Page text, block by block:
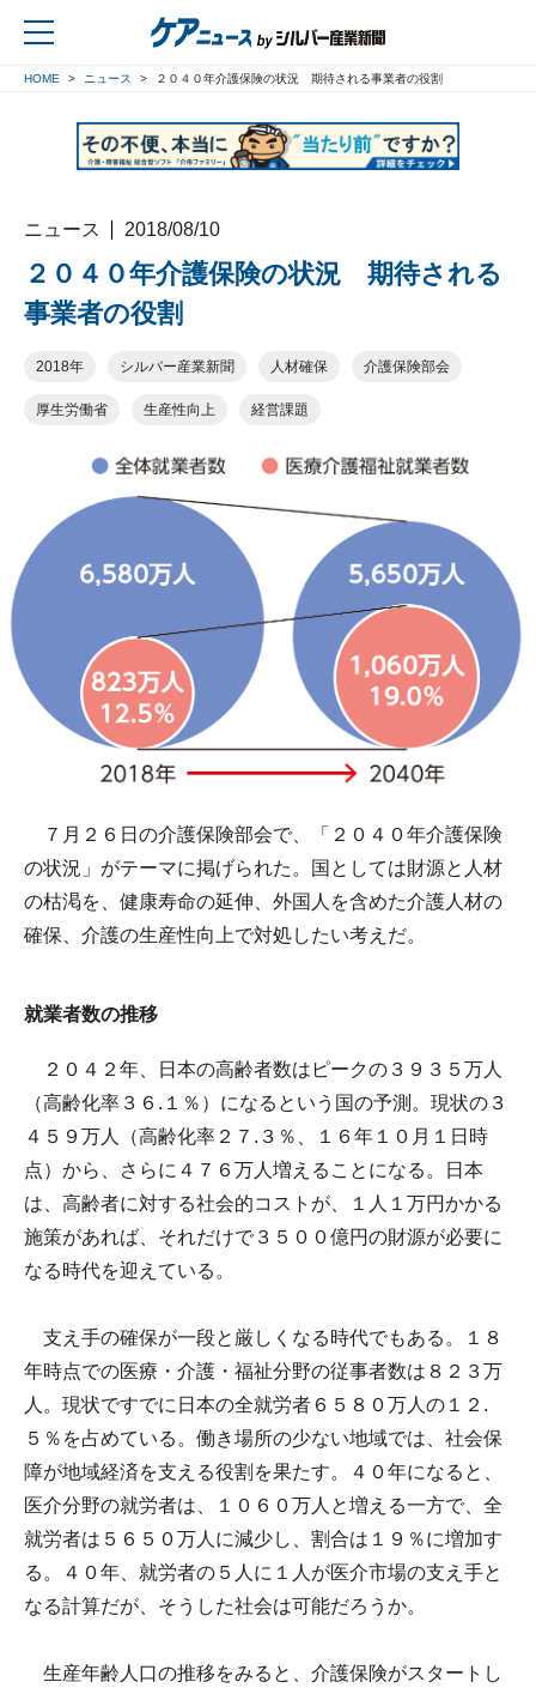
HOME ニュース ２０４０年介護保険の状況 期待される事業者の役割
ニュース 2018/08/10
２０４０年介護保険の状況 期待される
事業者の役割
2018年 シルバー産業新聞 人材確保 介護保険部会
厚生労働省 生産性向上 経営課題
７月２６日の介護保険部会で、「２０４０年介護保険
の状況」がテーマに掲げられた。国としては財源と人材
の枯渇を、健康寿命の延伸、外国人を含めた介護人材の
確保、介護の生産性向上で対処したい考えだ。
就業者数の推移
２０４２年、日本の高齢者数はピークの３９３５万人
（高齢化率３６.１％）になるという国の予測。現状の３
４５９万人（高齢化率２７.３％、１６年１０月１日時
点）から、さらに４７６万人増えることになる。日本
は、高齢者に対する社会的コストが、１人１万円かかる
施策があれば、それだけで３５００億円の財源が必要に
なる時代を迎えている。
支え手の確保が一段と厳しくなる時代でもある。１８
年時点での医療・介護・福祉分野の従事者数は８２３万
人。現状ですでに日本の全就労者６５８０万人の１２.
５％を占めている。働き場所の少ない地域では、社会保
障が地域経済を支える役割を果たす。４０年になると、
医介分野の就労者は、１０６０万人と増える一方で、全
就労者は５６５０万人に減少し、割合は１９％に増加す
る。４０年、就労者の５人に１人が医介市場の支え手と
なる計算だが、そうした社会は可能だろうか。
生産年齢人口の推移をみると、介護保険がスタートし